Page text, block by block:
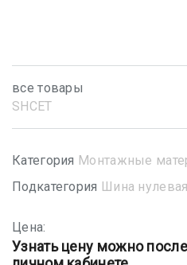
все товары
SHСET
Категория Монтажные
Подкатегория Шина нулевая
Цена:
Узнать цену можно